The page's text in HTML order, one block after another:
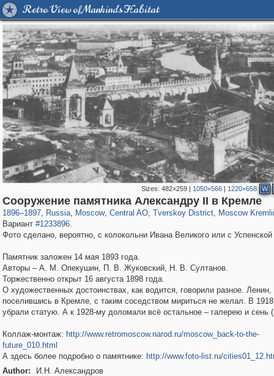
Retro View of Mankind's Habitat
Sizes:482×259 | 1050×566 | 1220×658 W
Сооружение памятника Александру II в Кремле
1896–1897, Russia
1,406,010 29,243
, Moscow
319,724 8,286
, Central AO
159,930 5,916
, Tverskoy District
53,016 2,283
, Moscow
5,821 536
Вариант #1233896.
Фото сделано, вероятно, с колокольни Ивана Великого или с
Памятник заложен 14 мая 1893 года.
Авторы – А. М. Опекушин, П. В. Жуковский, Н. В. Султанов.
Торжественно открыт 16 августа 1898 года.
О художественных достоинствах, как водится, говорили разное. Ленин,
поселившись в Кремле, с таким соседством мириться не желал. В 1918
убрали статую. А к 1928-му доломали всё остальное – галерею и сень
Коллаж-монтаж: http://www.retromoscow.narod.ru/moscow_back-to-the-
future_010.html
А здесь более подробно о памятнике: http://www.foto-list.ru/
Author:
И.Н. Александров